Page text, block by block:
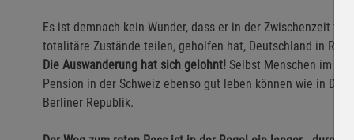
Es ist demnach kein Wunder, dass er in der Zwischenzeit
totalitäre Zustände teilen, geholfen hat, Deutschland in
Die Auswanderung hat sich gelohnt! Selbst Menschen im
Pension in der Schweiz ebenso gut leben können wie in
Berliner Republik.